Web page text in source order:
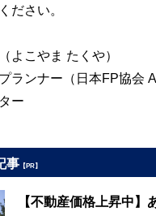
ださい。
よこやま たくや）
ランナー（日本FP協会
ー
事 【PR】
【不動産価格上昇中】